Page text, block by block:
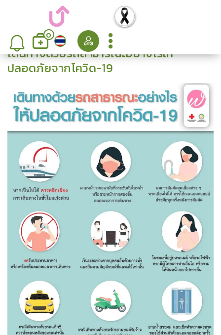
0
เดินทางด้วยรถสาธารณะอย่างไรให้
ปลอดภัยจากโควิด-19